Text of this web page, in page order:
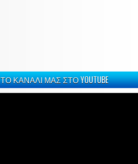
ΤΟ ΚΑΝΑΛΙ ΜΑΣ ΣΤΟ YOUTUBE